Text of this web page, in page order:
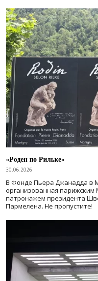
«Роден по Рильке»
30.06.2026
В Фонде Пьера Джанадда в
организованная
патронажем президента
Пармелена. Не пропустите!